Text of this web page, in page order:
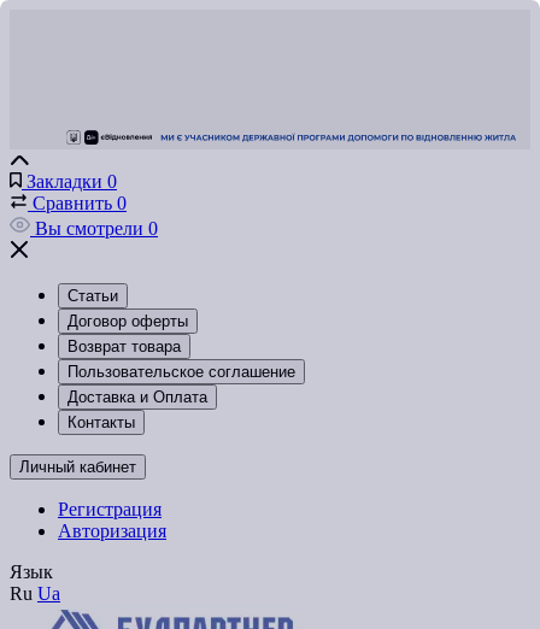
Закладки 0
Сравнить 0
Вы смотрели 0
Статьи
Договор оферты
Возврат товара
Пользовательское соглашение
Доставка и Оплата
Контакты
Личный кабинет
Регистрация
Авторизация
Язык
Ru Ua